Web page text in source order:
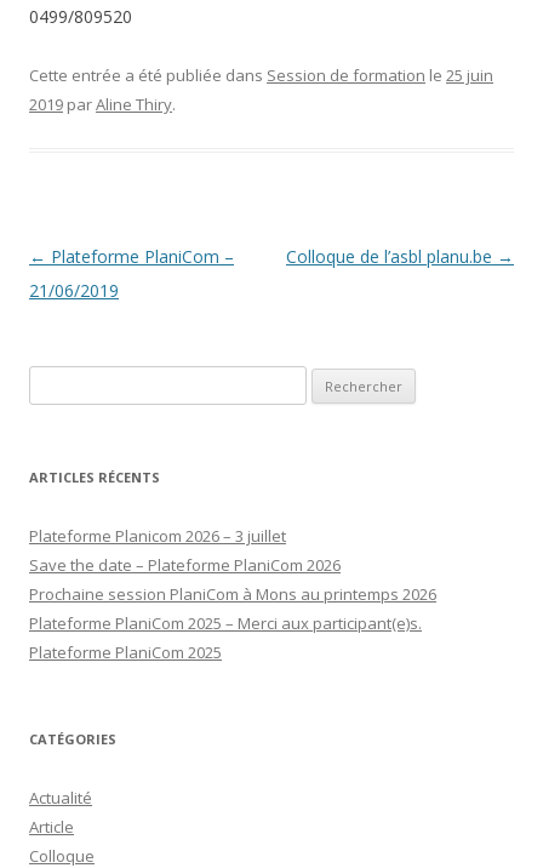
0499/809520
Cette entrée a été publiée dans Session de formation le 25 juin
2019 parAline Thiry.
Navigation
des
← Plateforme PlaniCom –
21/06/2019
Colloque de l’asbl planu.be →
ARTICLES RÉCENTS
Plateforme Planicom 2026 – 3 juillet
Save the date – Plateforme PlaniCom 2026
Prochaine session PlaniCom à Mons au printemps 2026
Plateforme PlaniCom 2025 – Merci aux participant(e)s.
Plateforme PlaniCom 2025
CATÉGORIES
Actualité
Article
Colloque